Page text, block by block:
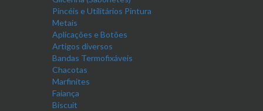
Pincéis e Utilitários Pintura
Metais
Aplicações e Botões
Artigos diversos
Bandas Termofixáveis
Chacotas
Marfinites
Faiança
Biscuit